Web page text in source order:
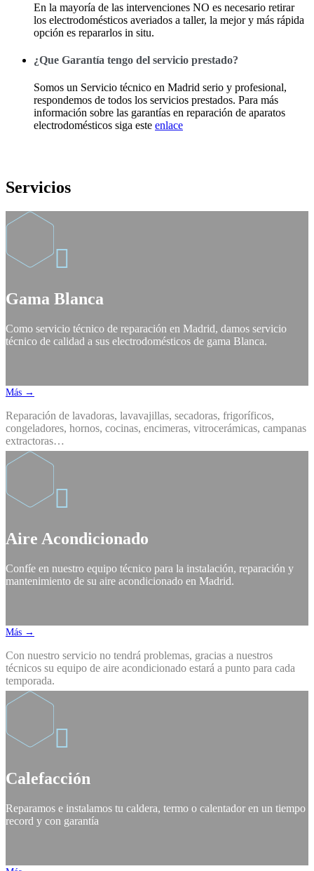
En la mayoría de las intervenciones NO es necesario retirar
los electrodomésticos averiados a taller, la mejor y más rápida
opción es repararlos in situ.
¿Que Garantía tengo del servicio prestado?
Somos un Servicio técnico en Madrid serio y profesional,
respondemos de todos los servicios prestados. Para más
información sobre las garantías en reparación de aparatos
electrodomésticos siga este enlace
Servicios

Gama Blanca
Como servicio técnico de reparación en Madrid, damos servicio
técnico de calidad a sus electrodomésticos de gama Blanca.
Más →
Reparación de lavadoras, lavavajillas, secadoras, frigoríficos,
congeladores, hornos, cocinas, encimeras, vitrocerámicas, campanas
extractoras…

Aire Acondicionado
Confíe en nuestro equipo técnico para la instalación, reparación y
mantenimiento de su aire acondicionado en Madrid.
Más →
Con nuestro servicio no tendrá problemas, gracias a nuestros
técnicos su equipo de aire acondicionado estará a punto para cada
temporada.

Calefacción
Reparamos e instalamos tu caldera, termo o calentador en un tiempo
record y con garantía